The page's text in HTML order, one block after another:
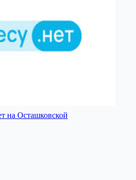
на Осташковской